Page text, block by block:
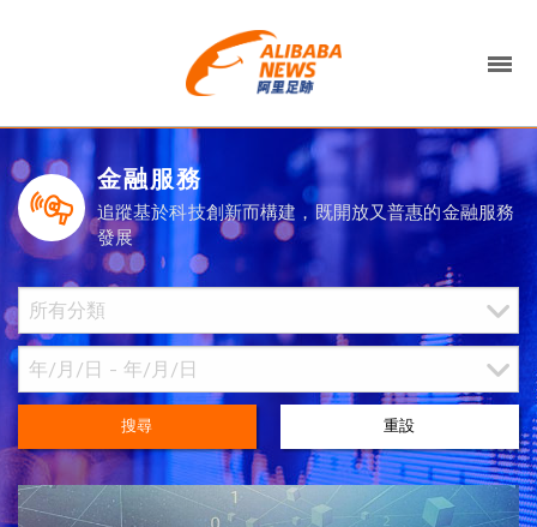
金融服務
追蹤基於科技創新而構建，既開放又普惠的金融服務
發展
搜尋 重設